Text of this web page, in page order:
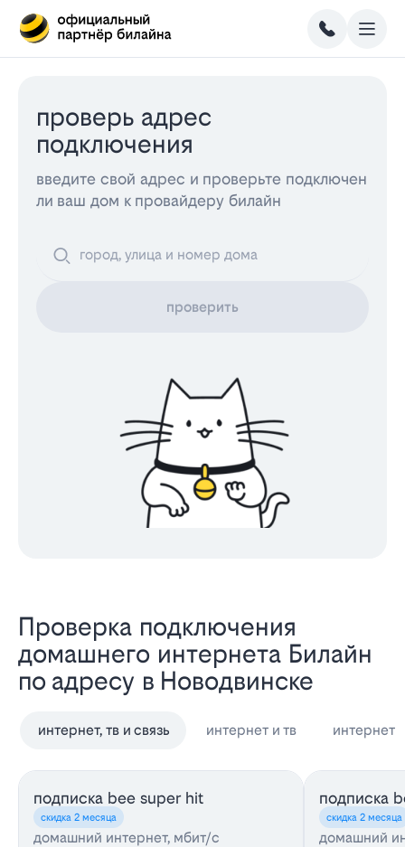
проверь адрес
подключения
введите свой адрес и проверьте подключен
ли ваш дом к провайдеру билайн
проверить
Проверка подключения
домашнего интернета Билайн
по адресу в Новодвинске
интернет, тв и связь интернет и тв интернет
подписка bee super hit
скидка 2 месяца
домашний интернет, мбит/с
подписка
скидка 2 месяца
домашний